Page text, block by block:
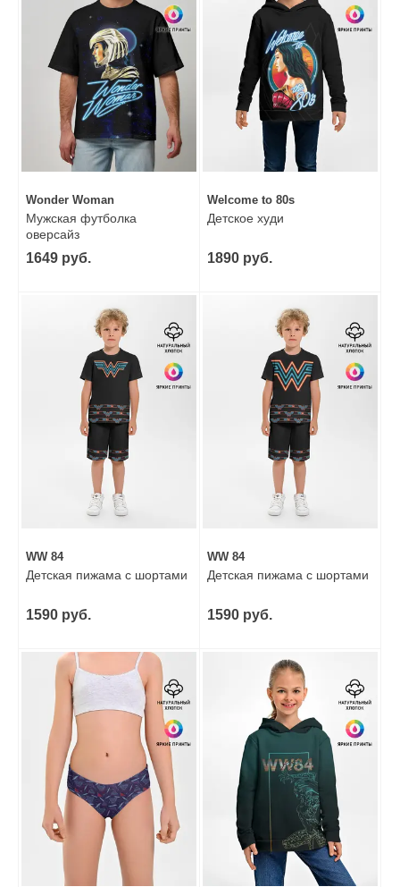
Wonder Woman
Мужская футболка
оверсайз
1649 руб.
Welcome to 80s
Детское худи
1890 руб.
WW 84
Детская пижама с шортами
1590 руб.
WW 84
Детская пижама с шортами
1590 руб.